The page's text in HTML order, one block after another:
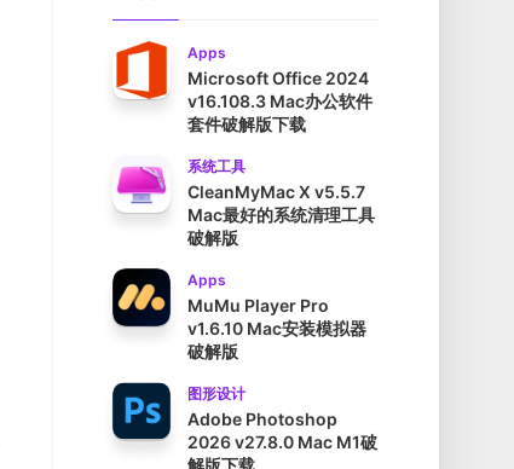
Apps
Microsoft Office 2024
v16.108.3 Mac办公软件
套件破解版下载
系统工具
CleanMyMac X v5.5.7
Mac最好的系统清理工具
破解版
Apps
MuMu Player Pro
v1.6.10 Mac安装模拟器
破解版
图形设计
Adobe Photoshop
2026 v27.8.0 Mac M1破